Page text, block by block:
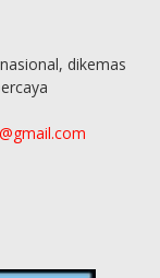
dikemas